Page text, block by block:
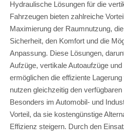
Hydraulische Lösungen für die
Fahrzeugen bieten zahlreiche
Maximierung der Raumnutzung,
Sicherheit, den Komfort und die
Anpassung. Diese Lösungen,
Aufzüge, vertikale Autoaufzüge
ermöglichen die effiziente
nutzen gleichzeitig den
Besonders im Automobil- und
Vorteil, da sie kostengünstige
Effizienz steigern. Durch den